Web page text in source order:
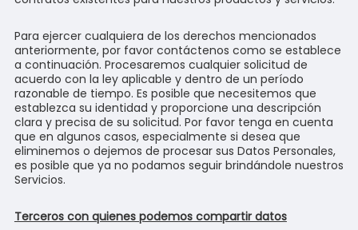
Para ejercer cualquiera de los derechos mencionados
anteriormente, por favor contáctenos como se establece
a continuación. Procesaremos cualquier solicitud de
acuerdo con la ley aplicable y dentro de un período
razonable de tiempo. Es posible que necesitemos que
establezca su identidad y proporcione una descripción
clara y precisa de su solicitud. Por favor tenga en cuenta
que en algunos casos, especialmente si desea que
eliminemos o dejemos de procesar sus Datos Personales,
es posible que ya no podamos seguir brindándole nuestros
Servicios.
Terceros con quienes podemos compartir datos